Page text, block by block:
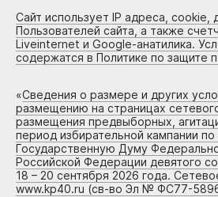
Сайт использует IP адреса, cookie,
Пользователей сайта, а также
Liveinternet и Google-анатилика.
содержатся в Политике по защите
«Сведения о размере и других
размещению на страницах
размещения предвыборных,
период избирательной кампании
Государственную Думу
Российской Федерации девятого
18 – 20 сентября 2026 года.
www.kp40.ru (св-во Эл № ФС77-